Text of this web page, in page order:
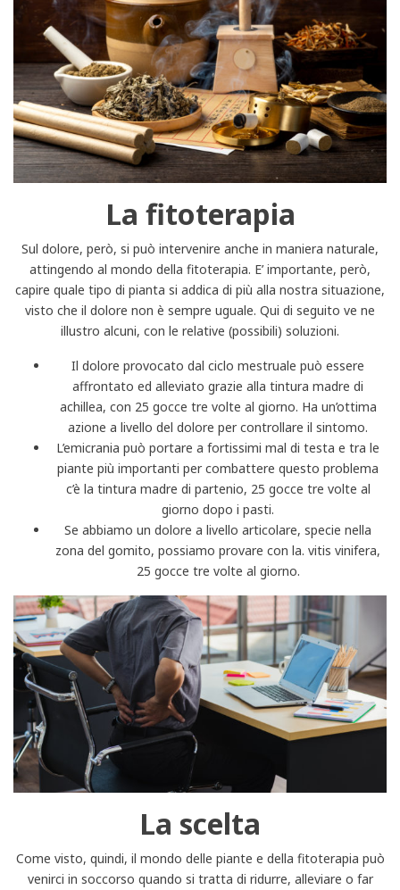
La fitoterapia
Sul dolore, però, si può intervenire anche in maniera naturale,
attingendo al mondo della fitoterapia. E’ importante, però,
capire quale tipo di pianta si addica di più alla nostra situazione,
visto che il dolore non è sempre uguale. Qui di seguito ve ne
illustro alcuni, con le relative (possibili) soluzioni.
Il dolore provocato dal ciclo mestruale può essere
affrontato ed alleviato grazie alla tintura madre di
achillea, con 25 gocce tre volte al giorno. Ha un’ottima
azione a livello del dolore per controllare il sintomo.
L’emicrania può portare a fortissimi mal di testa e tra le
piante più importanti per combattere questo problema
c’è la tintura madre di partenio, 25 gocce tre volte al
giorno dopo i pasti.
Se abbiamo un dolore a livello articolare, specie nella
zona del gomito, possiamo provare con la. vitis vinifera,
25 gocce tre volte al giorno.
La scelta
Come visto, quindi, il mondo delle piante e della fitoterapia può
venirci in soccorso quando si tratta di ridurre, alleviare o far